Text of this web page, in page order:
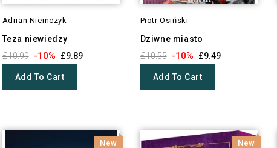
Adrian Niemczyk
Teza niewiedzy
£10.99 -10% £9.89
Add To Cart
Piotr Osiński
Dziwne miasto
£10.55 -10% £9.49
Add To Cart
New New